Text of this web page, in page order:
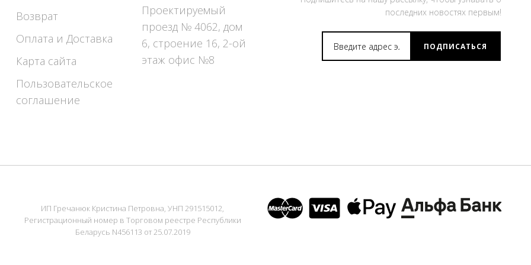
Возврат
Оплата и Доставка
Карта сайта
Пользовательское
соглашение
Проектируемый
проезд № 4062, дом
6, строение 16, 2-ой
этаж офис №8
последних новостях первым!
ПОДПИСАТЬСЯ
ИП Гречанюк Кристина Петровна, УНП 291515012,
Регистрационный номер в Торговом реестре Республики
Беларусь N456113 от 25.07.2019